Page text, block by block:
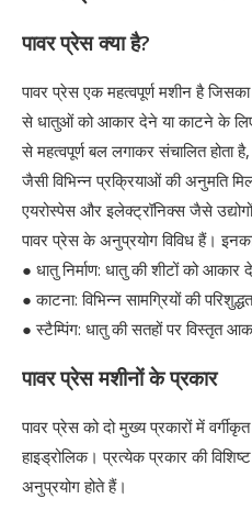
पावर प्रेस क्या है?
पावर प्रेस एक महत्वपूर्ण मशीन है
से धातुओं को आकार देने या काटने के
से महत्वपूर्ण बल लगाकर संचालित
जैसी विभिन्न प्रक्रियाओं की अनुमति
एयरोस्पेस और इलेक्ट्रॉनिक्स जैसे उद्योगों
पावर प्रेस के अनुप्रयोग विविध हैं।
● धातु निर्माण: धातु की शीटों को आकार
● काटना: विभिन्न सामग्रियों की
● स्टैम्पिंग: धातु की सतहों पर विस्तृत
पावर प्रेस मशीनों के प्रकार
पावर प्रेस को दो मुख्य प्रकारों में
हाइड्रोलिक। प्रत्येक प्रकार की
अनुप्रयोग होते हैं।